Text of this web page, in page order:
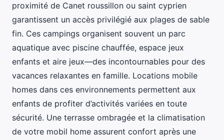
proximité de Canet roussillon ou saint cyprien
garantissent un accès privilégié aux plages de sable
fin. Ces campings organisent souvent un parc
aquatique avec piscine chauffée, espace jeux
enfants et aire jeux​—des incontournables pour des
vacances relaxantes en famille. Locations mobile
homes dans ces environnements permettent aux
enfants de profiter d’activités variées en toute
sécurité. Une terrasse ombragée et la climatisation
de votre mobil home assurent confort après une